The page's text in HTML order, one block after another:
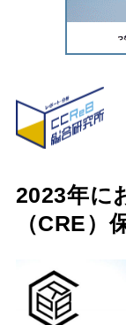
2023年に
（CRE）